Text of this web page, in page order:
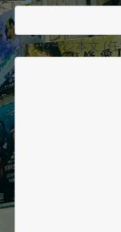
メッセージ本文 (